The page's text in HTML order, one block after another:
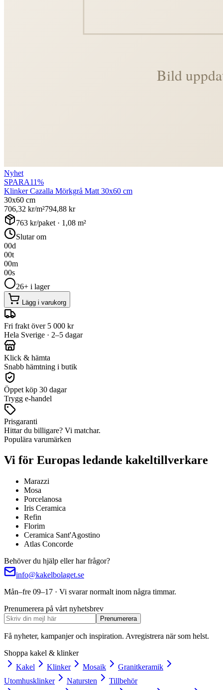
Nyhet
SPARA11%
Klinker Cazalla Mörkgrå Matt 30x60 cm
30x60 cm
706,32 kr/m²794,88 kr
763 kr/paket · 1,08 m²
Slutar om
00d
00t
00m
00s
26+ i lager
Lägg i varukorg
Fri frakt över 5 000 kr
Hela Sverige · 2–5 dagar
Klick & hämta
Snabb hämtning i butik
Öppet köp 30 dagar
Trygg e-handel
Prisgaranti
Hittar du billigare? Vi matchar.
Populära varumärken
Vi för Europas ledande kakeltillverkare
Marazzi
Mosa
Porcelanosa
Iris Ceramica
Refin
Florim
Ceramica Sant'Agostino
Atlas Concorde
Behöver du hjälp eller har frågor?
info@kakelbolaget.se
Mån–fre 09–17 · Vi svarar normalt inom några timmar.
Prenumerera på vårt nyhetsbrev
Prenumerera
Få nyheter, kampanjer och inspiration. Avregistrera när som helst.
Shoppa kakel & klinker
Kakel
Klinker Mosaik
Granitkeramik
Utomhusklinker
Natursten
Tillbehör